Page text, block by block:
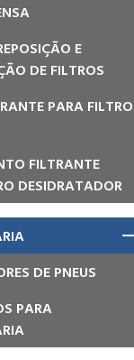
E
DE FILTROS
PARA FILTRO
FILTRANTE
DESIDRATADOR
DE PNEUS
PARA